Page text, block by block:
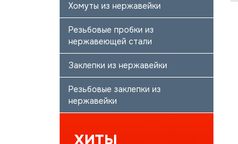
Хомуты из нержавейки
Резьбовые пробки из
нержавеющей стали
Заклепки из нержавейки
Резьбовые заклепки из
нержавейки
ХИТЫ